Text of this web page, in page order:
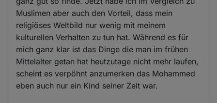
Muslimen aber auch den Vorteil, dass mein
religiöses Weltbild nur wenig mit meinem
kulturellen Verhalten zu tun hat. Während es für
mich ganz klar ist das Dinge die man im frühen
Mittelalter getan hat heutzutage nicht mehr laufen,
scheint es verpöhnt anzumerken das Mohammed
eben auch nur ein Kind seiner Zeit war.